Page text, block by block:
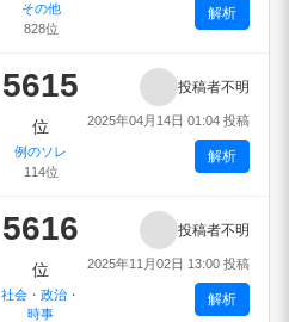
その他
828位
解析
5615
位
例のソレ
114位
投稿者不明
2025年04月14日 01:04 投稿
解析
5616
位
社会・政治・
時事
投稿者不明
2025年11月02日 13:00 投稿
解析